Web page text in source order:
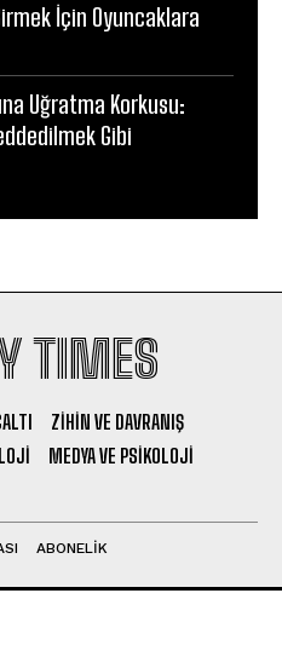
İçin Oyuncaklara
Uğratma Korkusu:
Gibi
TIMES
ZIHIN VE DAVRANIŞ
MEDYA VE PSIKOLOJI
ABONELIK